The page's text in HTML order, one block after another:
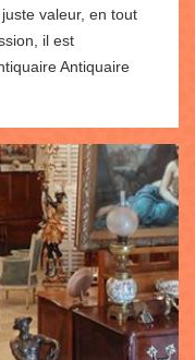
valeur, en tout
il est
Antiquaire